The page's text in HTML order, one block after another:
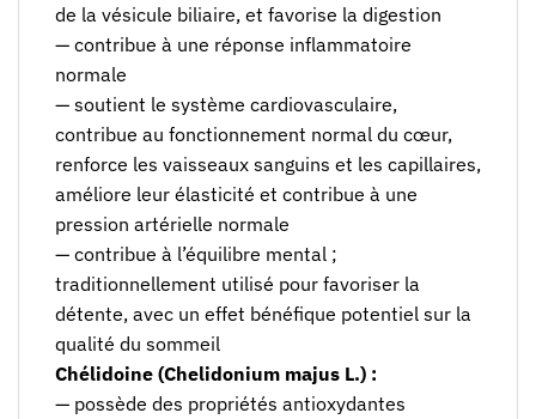
de la vésicule biliaire, et favorise la digestion
— contribue à une réponse inflammatoire
normale
— soutient le système cardiovasculaire,
contribue au fonctionnement normal du cœur,
renforce les vaisseaux sanguins et les capillaires,
améliore leur élasticité et contribue à une
pression artérielle normale
— contribue à l’équilibre mental ;
traditionnellement utilisé pour favoriser la
détente, avec un effet bénéfique potentiel sur la
qualité du sommeil
Chélidoine (Chelidonium majus L.) :
— possède des propriétés antioxydantes